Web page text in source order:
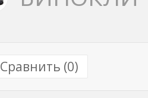
Сравнить (0)